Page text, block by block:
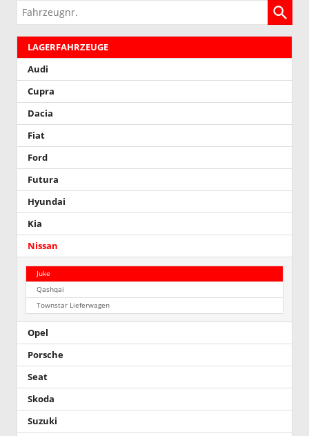
Fahrzeugnr.
LAGERFAHRZEUGE
Audi
Cupra
Dacia
Fiat
Ford
Futura
Hyundai
Kia
Nissan
Juke
Qashqai
Townstar Lieferwagen
Opel
Porsche
Seat
Skoda
Suzuki